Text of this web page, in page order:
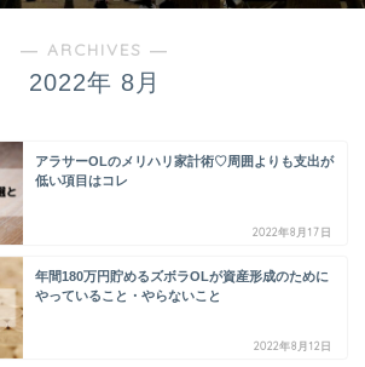
― ARCHIVES ―
2022年 8月
アラサーOLのメリハリ家計術♡周囲よりも支出が
低い項目はコレ
2022年8月17日
年間180万円貯めるズボラOLが資産形成のために
やっていること・やらないこと
2022年8月12日